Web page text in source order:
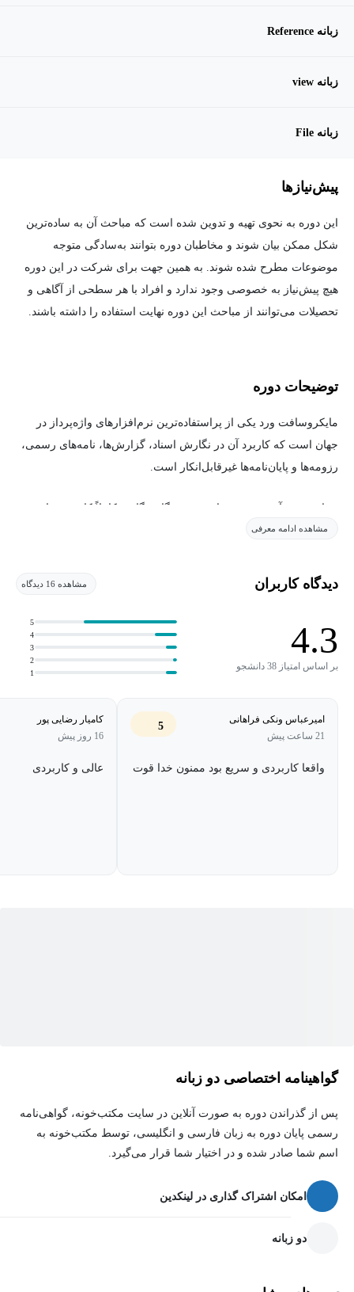
زبانه Reference
زبانه view
زبانه File
پیش‌نیاز‌ها
این دوره به نحوی تهیه و تدوین شده است که مباحث آن به ساده‌ترین
شکل ممکن بیان شوند و مخاطبان دوره بتوانند به‌سادگی متوجه
موضوعات مطرح شده شوند. به همین جهت برای شرکت در این دوره
هیچ پیش‌نیاز به خصوصی وجود ندارد و افراد با هر سطحی از آگاهی و
تحصیلات می‌توانند از مباحث این دوره نهایت استفاده را داشته باشند.
توضیحات دوره
مایکروسافت ورد یکی از پراستفاده‌ترین نرم‌افزارهای واژه‌پرداز در
جهان است که کاربرد آن در نگارش اسناد، گزارش‌ها، نامه‌های رسمی،
رزومه‌ها و پایان‌نامه‌ها غیرقابل‌انکار است.
در این دوره آموزشی، شما به‌صورت گام‌به‌گام و کاملاً کاربردی با
هدف این دوره، توانمندسازی فراگیر برای استفاده از قابلیت های ورد و
رسمی دیگر است.
مشاهده ادامه معرفی
دیدگاه کاربران مشاهده 16 دیدگاه
4.3
بر اساس امتیاز 38 دانشجو
1
2
3
4
5
امیرعباس ونکی فراهانی
21 ساعت پیش
5
واقعا کاربردی و سریع بود ممنون خدا قوت
کامیار رضایی پور
16 روز پیش
عالی و کاربردی
گواهینامه اختصاصی دو زبانه
پس از گذراندن دوره به صورت آنلاین در سایت مکتب‌خونه، گواهی‌نامه
رسمی پایان دوره به زبان فارسی و انگلیسی، توسط مکتب‌خونه به
اسم شما صادر شده و در اختیار شما قرار می‌گیرد.
امکان اشتراک گذاری در لینکدین
دو زبانه